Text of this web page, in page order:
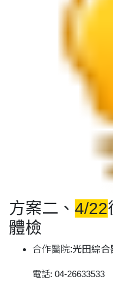
方案二、 4/22
體檢
合作醫院:光田綜合
電話: 04-26633533